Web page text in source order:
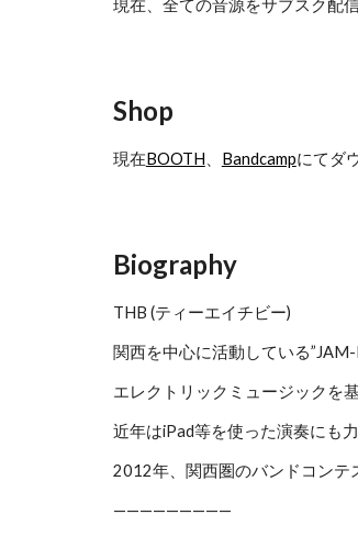
現在、全ての音源をサブスク配
Shop
現在BOOTH Bandcampにてダ
Biography
THB (ティーエイチビー)
関西を中心に活動している
エレクトリックミュージックを
近年はiPad等を使った演奏にも
2012年、関西圏のバンドコンテ
—————————